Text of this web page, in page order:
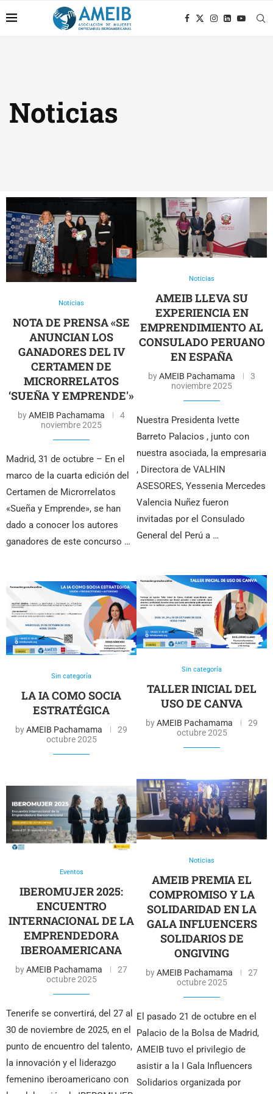
Noticias
Noticias
NOTA DE PRENSA «SE
ANUNCIAN LOS
GANADORES DEL IV
CERTAMEN DE
MICRORRELATOS
‘SUEÑA Y EMPRENDE'»
byAMEIB Pachamama
4
noviembre 2025
Madrid, 31 de octubre – En el
marco de la cuarta edición del
Certamen de Microrrelatos
«Sueña y Emprende», se han
dado a conocer los autores
ganadores de este concurso …
Noticias
AMEIB LLEVA SU
EXPERIENCIA EN
EMPRENDIMIENTO AL
CONSULADO PERUANO
EN ESPAÑA
byAMEIB Pachamama
3
noviembre 2025
Nuestra Presidenta Ivette
Barreto Palacios , junto con
nuestra asociada, la empresaria
, Directora de VALHIN
ASESORES, Yessenia Mercedes
Valencia Nuñez fueron
invitadas por el Consulado
General del Perú a …
Sin categoría
TALLER INICIAL DEL
USO DE CANVA
byAMEIB Pachamama
29
octubre 2025
Sin categoría
LA IA COMO SOCIA
ESTRATÉGICA
byAMEIB Pachamama
29
octubre 2025
Noticias
AMEIB PREMIA EL
COMPROMISO Y LA
SOLIDARIDAD EN LA
GALA INFLUENCERS
SOLIDARIOS DE
ONGIVING
byAMEIB Pachamama
27
octubre 2025
El pasado 21 de octubre en el
Palacio de la Bolsa de Madrid,
AMEIB tuvo el privilegio de
asistir a la I Gala Influencers
Solidarios organizada por
Eventos
IBEROMUJER 2025:
ENCUENTRO
INTERNACIONAL DE LA
EMPRENDEDORA
IBEROAMERICANA
byAMEIB Pachamama
27
octubre 2025
Tenerife se convertirá, del 27 al
30 de noviembre de 2025, en el
punto de encuentro del talento,
la innovación y el liderazgo
femenino iberoamericano con